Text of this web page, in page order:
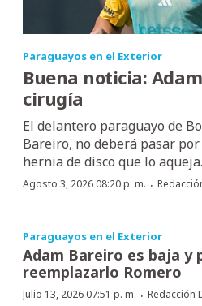
Paraguayos en el Exterior
Buena noticia:
cirugía
El delantero paraguayo de
Bareiro, no deberá pasar
hernia de disco que lo aqueja.
Agosto 3, 2026 08:20 p. m. ·
Paraguayos en el Exterior
Adam Bareiro es baja y
reemplazarlo Romero
Julio 13, 2026 07:51 p. m. · Redacción